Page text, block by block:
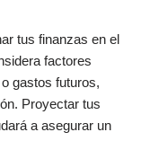
tus finanzas en el
factores
gastos futuros,
Proyectar tus
a asegurar un